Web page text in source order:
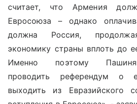
считает, что Армения
Евросоюза – однако
должна Россия,
экономику страны вплоть до
Именно поэтому
проводить референдум о
выходить из Евразийского